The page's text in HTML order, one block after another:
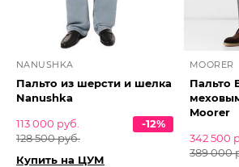
NANUSHKA
Пальто из шерсти и шелка
Nanushka
113 000 руб.
128 500 руб.
-12%
Купить на ЦУМ
MOORER
Пальто
Moorer
342 500
389 000